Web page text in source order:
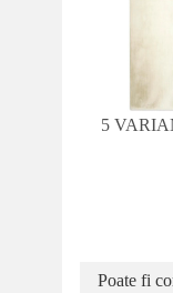
5
Poate fi